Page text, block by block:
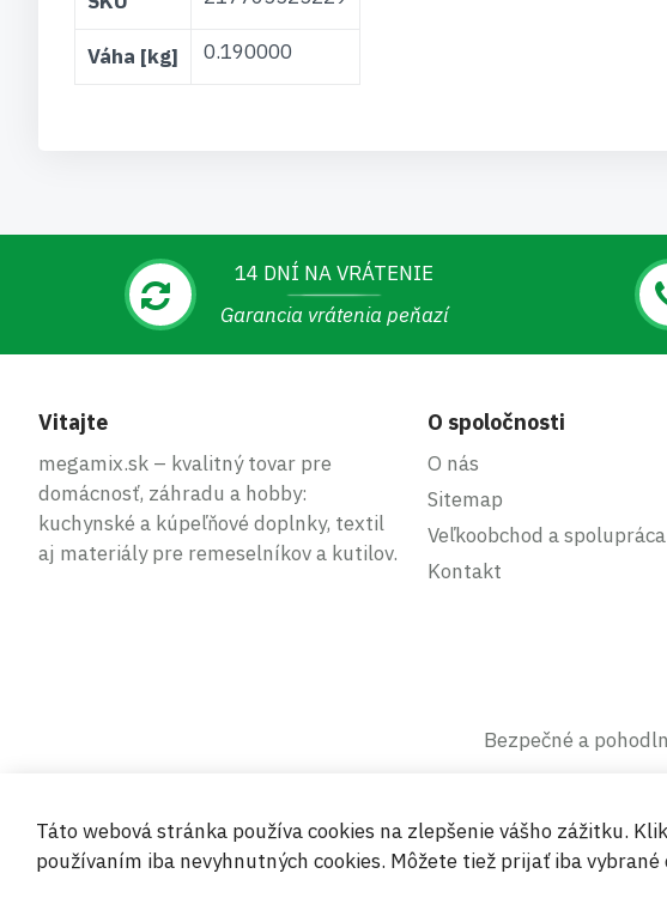
informácií
Váha [kg] 0.190000
14 DNÍ NA VRÁTENIE
Garancia vrátenia peňazí
Vitajte
megamix.sk – kvalitný tovar pre
domácnosť, záhradu a hobby:
kuchynské a kúpeľňové doplnky, textil
aj materiály pre remeselníkov a kutilov.
O spoločnosti
O nás
Sitemap
Veľkoobchod a spolupráca
Kontakt
Bezpečné a
© 2019-2026 Megamix s.r.o.
Táto webová stránka používa cookies na zlepšenie vášho zážitku.
používaním iba nevyhnutných cookies. Môžete tiež prijať iba vybrané